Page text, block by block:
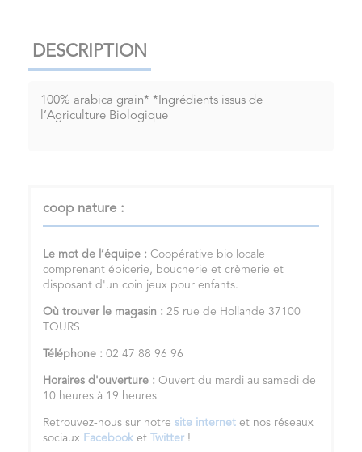
DESCRIPTION
100% arabica grain* *Ingrédients issus de
l’Agriculture Biologique
coop nature :
Le mot de l’équipe : Coopérative bio locale
comprenant épicerie, boucherie et crèmerie et
disposant d'un coin jeux pour enfants.
Où trouver le magasin : 25 rue de Hollande 37100
TOURS
Téléphone : 02 47 88 96 96
Horaires d'ouverture : Ouvert du mardi au samedi de
10 heures à 19 heures
Retrouvez-nous sur notre site internet et nos réseaux
sociaux Facebook et Twitter !